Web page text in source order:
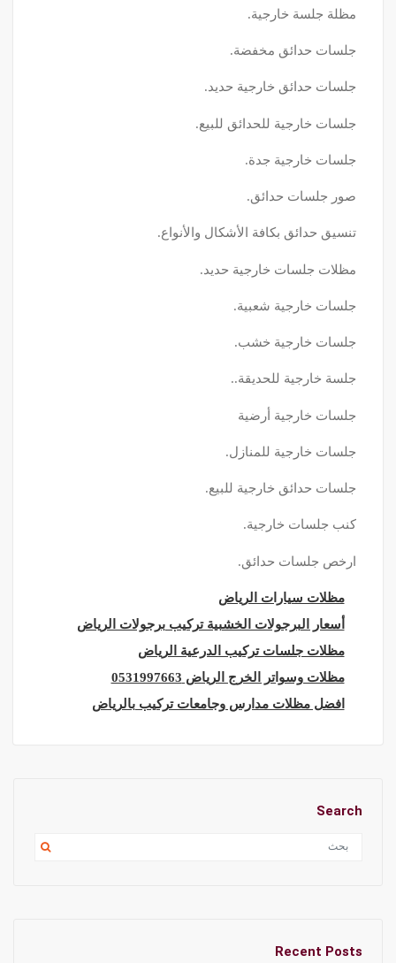
مظلة جلسة خارجية.
جلسات حدائق مخفضة.
جلسات حدائق خارجية حديد.
جلسات خارجية للحدائق للبيع.
جلسات خارجية جدة.
صور جلسات حدائق.
تنسيق حدائق بكافة الأشكال والأنواع.
مظلات جلسات خارجية حديد.
جلسات خارجية شعبية.
جلسات خارجية خشب.
جلسة خارجية للحديقة..
جلسات خارجية أرضية
جلسات خارجية للمنازل.
جلسات حدائق خارجية للبيع.
كنب جلسات خارجية.
ارخص جلسات حدائق.
مظلات سيارات الرياض
أسعار البرجولات الخشبية تركيب برجولات الرياض
مظلات جلسات تركيب الدرعية الرياض
مظلات وسواتر الخرج الرياض 0531997663
افضل مظلات مدارس وجامعات تركيب بالرياض
Search
Recent Posts